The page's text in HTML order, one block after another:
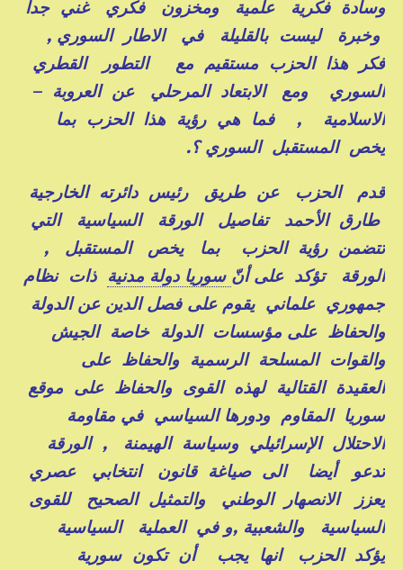
وسادة فكرية علمية ومخزون فكري غني جدا
وخبرة ليست بالقليلة في الاطار السوري ,
فكر هذا الحزب مستقيم مع التطور القطري
السوري ومع الابتعاد المرحلي عن العروبة –
الاسلامية , فما هي رؤية هذا الحزب بما
يخص المستقبل السوري ؟.
قدم الحزب عن طريق رئيس دائرته الخارجية
طارق الأحمد تفاصيل الورقة السياسية التي
تتضمن رؤية الحزب بما يخص المستقبل ,
الورقة تؤكد على أنّ سوريا دولة مدنية ذات نظام
جمهوري علماني يقوم على فصل الدين عن الدولة
والحفاظ على مؤسسات الدولة خاصة الجيش
والقوات المسلحة الرسمية والحفاظ على
العقيدة القتالية لهذه القوى والحفاظ على موقع
سوريا المقاوم ودورها السياسي في مقاومة
الاحتلال الإسرائيلي وسياسة الهيمنة , الورقة
تدعو أيضا الى صياغة قانون انتخابي عصري
يعزز الانصهار الوطني والتمثيل الصحيح للقوى
السياسية والشعبية ,و في العملية السياسية
يؤكد الحزب انها يجب أن تكون سورية